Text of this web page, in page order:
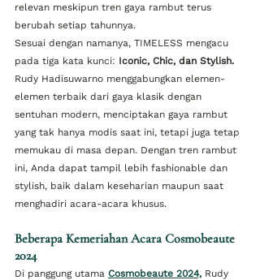
relevan meskipun tren gaya rambut terus
berubah setiap tahunnya.
Sesuai dengan namanya, TIMELESS mengacu
pada tiga kata kunci: Iconic, Chic, dan Stylish.
Rudy Hadisuwarno menggabungkan elemen-
elemen terbaik dari gaya klasik dengan
sentuhan modern, menciptakan gaya rambut
yang tak hanya modis saat ini, tetapi juga tetap
memukau di masa depan. Dengan tren rambut
ini, Anda dapat tampil lebih fashionable dan
stylish, baik dalam keseharian maupun saat
menghadiri acara-acara khusus.
Beberapa Kemeriahan Acara Cosmobeaute
2024
Di panggung utama Cosmobeaute 2024, Rudy